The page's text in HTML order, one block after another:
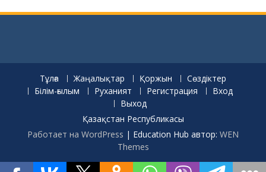
Тұлға Жаңалықтар Қоржын
Сөздіктер
Білім-ғылым
Руханият Регистрация
Вход
Выход
Қазақстан Республикасы
Работает на WordPress | Education Hub автор: WEN
Themes